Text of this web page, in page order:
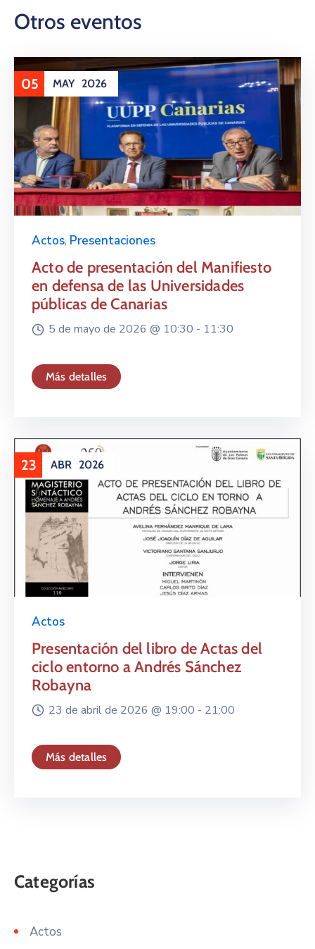
Otros eventos
05 MAY 2026
Actos, Presentaciones
Acto de presentación del Manifiesto
en defensa de las Universidades
públicas de Canarias
5 de mayo de 2026 @ 10:30 - 11:30
Más detalles
23 ABR 2026
Actos
Presentación del libro de Actas del
ciclo entorno a Andrés Sánchez
Robayna
23 de abril de 2026 @ 19:00 - 21:00
Más detalles
Actos